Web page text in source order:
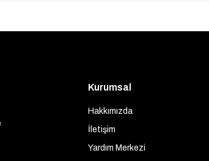
Kurumsal
Hakkımızda
İletişim
Yardım Merkezi